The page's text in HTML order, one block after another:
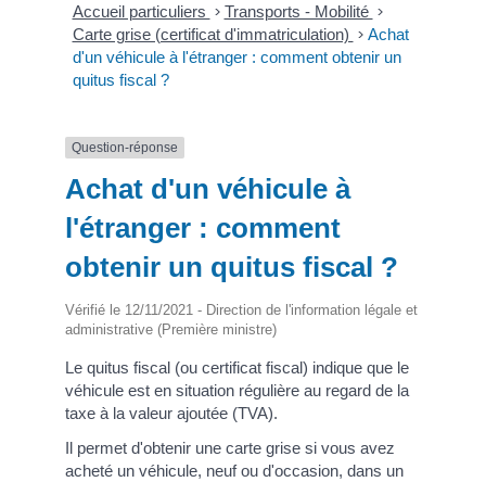
Accueil particuliers > Transports - Mobilité >
Carte grise (certificat d'immatriculation) > Achat
d'un véhicule à l'étranger : comment obtenir un
quitus fiscal ?
Question-réponse
Achat d'un véhicule à
l'étranger : comment
obtenir un quitus fiscal ?
Vérifié le 12/11/2021 - Direction de l'information légale et
administrative (Première ministre)
Le quitus fiscal (ou certificat fiscal) indique que le
véhicule est en situation régulière au regard de la
taxe à la valeur ajoutée (TVA).
Il permet d'obtenir une carte grise si vous avez
acheté un véhicule, neuf ou d'occasion, dans un